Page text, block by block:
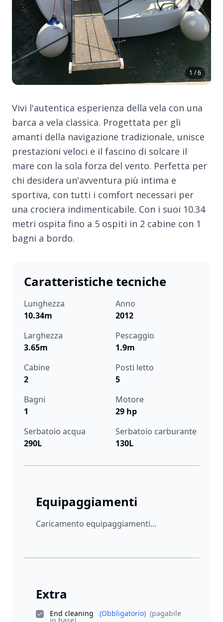
1 / 6
Vivi l'autentica esperienza della vela con una
barca a vela classica. Progettata per gli
amanti della navigazione tradizionale, unisce
prestazioni veloci e il fascino di solcare il
mare con la sola forza del vento. Perfetta per
chi desidera un'avventura più intima e
sportiva, con tutti i comfort necessari per
una crociera indimenticabile. Con i suoi 10.34
metri ospita fino a 5 ospiti in 2 cabine con 1
bagni a bordo.
Caratteristiche tecniche
Lunghezza
10.34m
Anno
2012
Larghezza
3.65m
Pescaggio
1.9m
Cabine
2
Posti letto
5
Bagni
1
Motore
29 hp
Serbatoio acqua
290L
Serbatoio carburante
130L
Equipaggiamenti
Caricamento equipaggiamenti...
Extra
End cleaning (Obbligatorio) (pagabile